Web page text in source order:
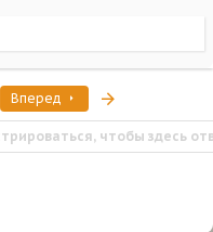
Вперед
чтобы здесь